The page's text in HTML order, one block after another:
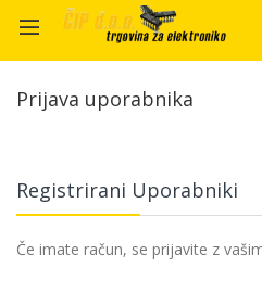
Prijava uporabnika
Registrirani Uporabniki
Če imate račun, se prijavite z